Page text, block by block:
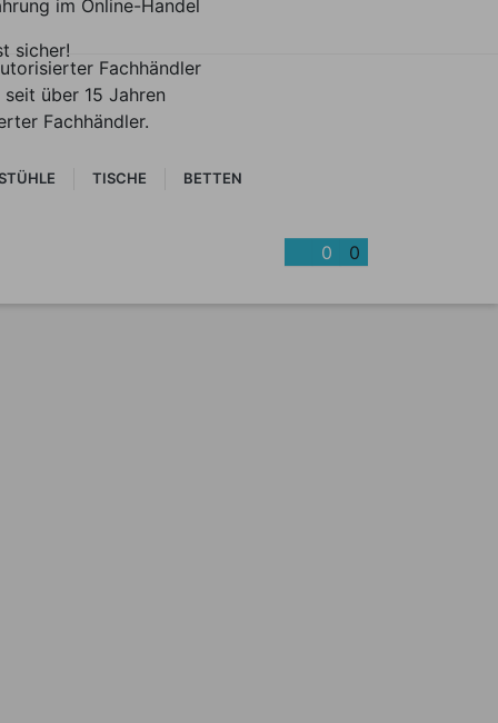
Fachhändler
im Online-Handel
sicher!
über 15 Jahren
Fachhändler.
TISCHE BETTEN
0 0